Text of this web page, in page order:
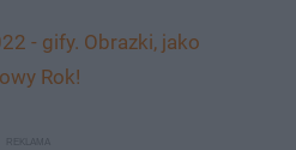
- gify. Obrazki, jako
Rok!